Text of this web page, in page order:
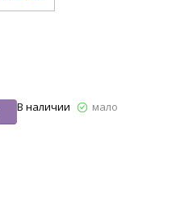
В наличии мало